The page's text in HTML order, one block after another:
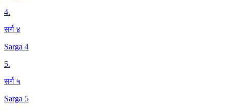
4.
सर्ग ४
Sarga 4
5.
सर्ग ५
Sarga 5